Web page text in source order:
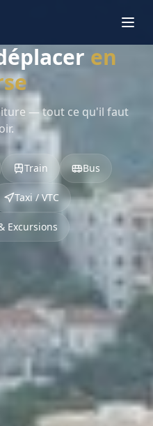
en
— tout ce qu'il faut
Train Bus
Taxi / VTC
Excursions